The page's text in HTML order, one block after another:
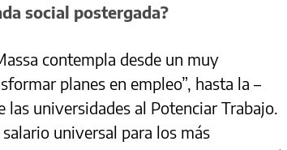
social postergada?
contempla desde un muy
planes en empleo”, hasta la –
universidades al Potenciar Trabajo.
universal para los más